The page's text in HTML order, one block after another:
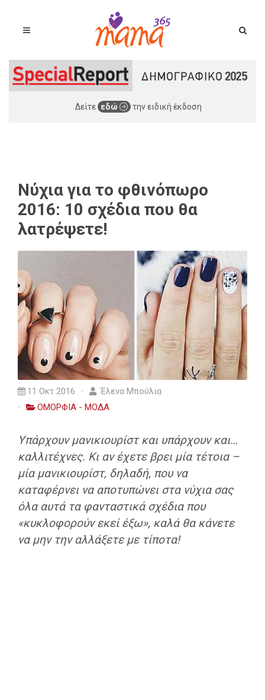
Δείτε εδώ την ειδική έκδοση
Νύχια για το φθινόπωρο
2016: 10 σχέδια που θα
λατρέψετε!
11 Οκτ 2016
Έλενα Μπούλια
ΟΜΟΡΦΙΑ - ΜΟΔΑ
Υπάρχουν μανικιουρίστ και υπάρχουν και…
καλλιτέχνες. Κι αν έχετε βρει μία τέτοια –
μία μανικιουρίστ, δηλαδή, που να
καταφέρνει να αποτυπώνει στα νύχια σας
όλα αυτά τα φανταστικά σχέδια που
«κυκλοφορούν εκεί έξω», καλά θα κάνετε
να μην την αλλάξετε με τίποτα!